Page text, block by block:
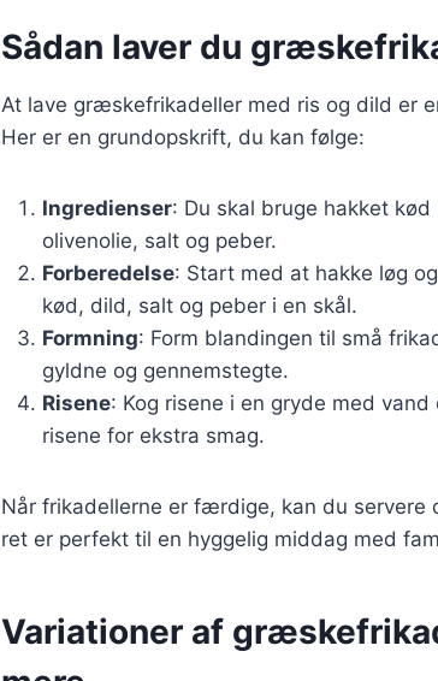
Sådan laver du
At lave græskefrikadeller med ris og dild er
Her er en grundopskrift, du kan følge:
Ingredienser: Du skal bruge hakket
olivenolie, salt og peber.
Forberedelse: Start med at hakke løg
kød, dild, salt og peber i en skål.
Formning: Form blandingen til små
gyldne og gennemstegte.
Risene: Kog risene i en gryde med
risene for ekstra smag.
Når frikadellerne er færdige, kan du servere
ret er perfekt til en hyggelig middag med
Variationer af